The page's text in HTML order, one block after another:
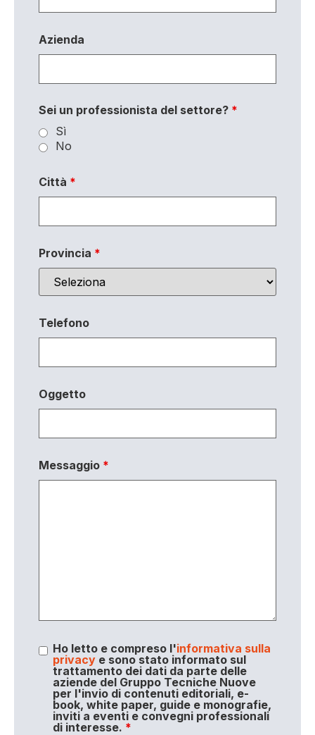
Azienda
Sei un professionista del settore? *
Sì
No
Città *
Provincia *
Telefono
Oggetto
Messaggio *
Ho letto e compreso l'informativa sulla
privacye sono stato informato sul
trattamento dei dati da parte delle
aziende del Gruppo Tecniche Nuove
per l'invio di contenuti editoriali, e-
book, white paper, guide e monografie,
inviti a eventi e convegni professionali
di interesse. *